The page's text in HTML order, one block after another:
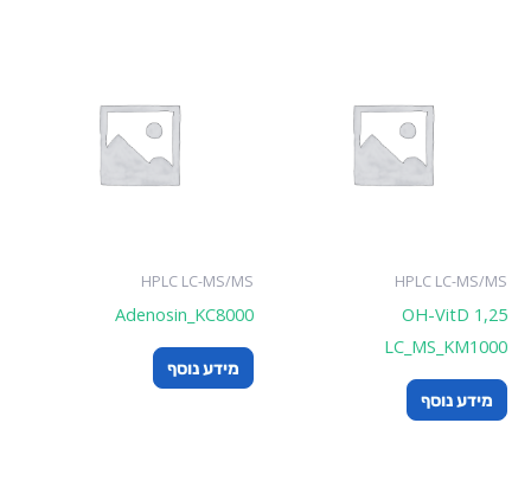
HPLC LC-MS/
1,25 OH-VitD
נוסף
HPLC LC-MS/MS
Adenosin_KC8000
מידע נוסף